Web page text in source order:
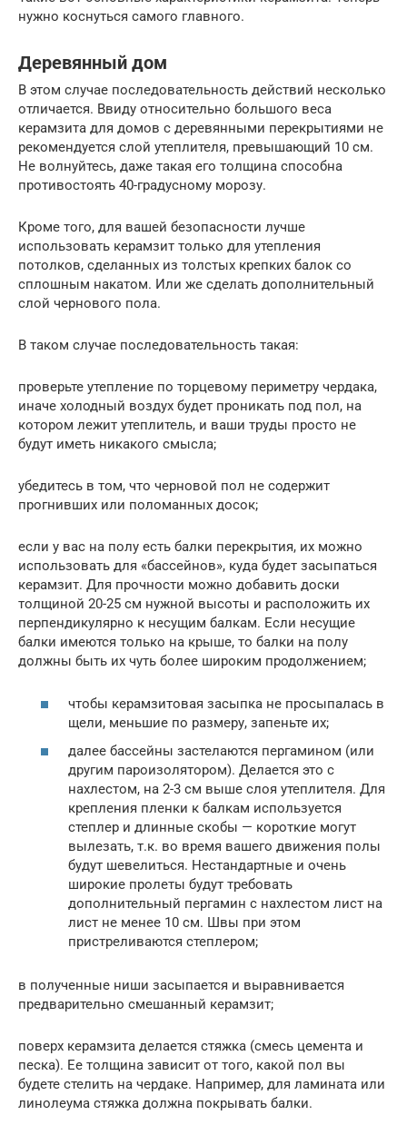
нужно коснуться самого главного.
Деревянный дом
В этом случае последовательность действий несколько
отличается. Ввиду относительно большого веса
керамзита для домов с деревянными перекрытиями не
рекомендуется слой утеплителя, превышающий 10 см.
Не волнуйтесь, даже такая его толщина способна
противостоять 40-градусному морозу.
Кроме того, для вашей безопасности лучше
использовать керамзит только для утепления
потолков, сделанных из толстых крепких балок со
сплошным накатом. Или же сделать дополнительный
слой чернового пола.
В таком случае последовательность такая:
проверьте утепление по торцевому периметру чердака,
иначе холодный воздух будет проникать под пол, на
котором лежит утеплитель, и ваши труды просто не
будут иметь никакого смысла;
убедитесь в том, что черновой пол не содержит
прогнивших или поломанных досок;
если у вас на полу есть балки перекрытия, их можно
использовать для «бассейнов», куда будет засыпаться
керамзит. Для прочности можно добавить доски
толщиной 20-25 см нужной высоты и расположить их
перпендикулярно к несущим балкам. Если несущие
балки имеются только на крыше, то балки на полу
должны быть их чуть более широким продолжением;
чтобы керамзитовая засыпка не просыпалась в
щели, меньшие по размеру, запеньте их;
далее бассейны застелаются пергамином (или
другим пароизолятором). Делается это с
нахлестом, на 2-3 см выше слоя утеплителя. Для
крепления пленки к балкам используется
степлер и длинные скобы — короткие могут
вылезать, т.к. во время вашего движения полы
будут шевелиться. Нестандартные и очень
широкие пролеты будут требовать
дополнительный пергамин с нахлестом лист на
лист не менее 10 см. Швы при этом
пристреливаются степлером;
в полученные ниши засыпается и выравнивается
предварительно смешанный керамзит;
поверх керамзита делается стяжка (смесь цемента и
песка). Ее толщина зависит от того, какой пол вы
будете стелить на чердаке. Например, для ламината или
линолеума стяжка должна покрывать балки.